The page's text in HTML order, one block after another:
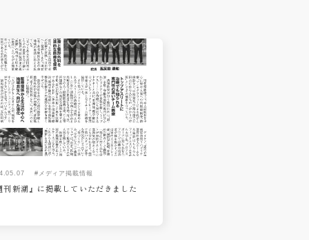
#メディア掲載情報
刊新潮』に掲載していただきました